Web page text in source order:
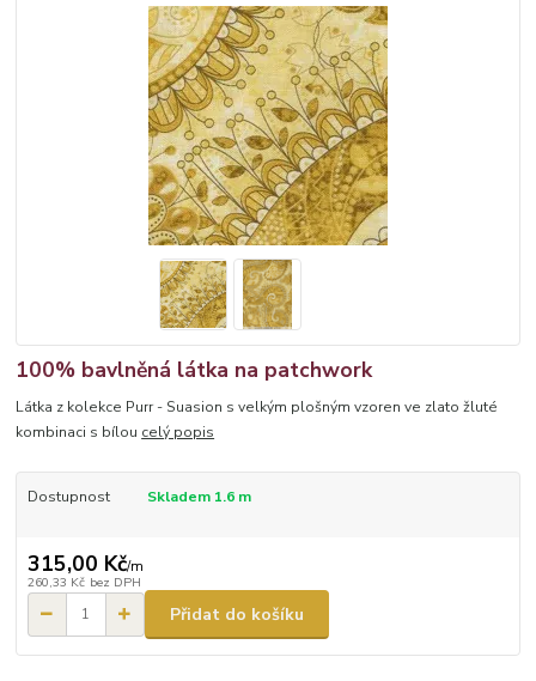
100% bavlněná látka na patchwork
Látka z kolekce Purr - Suasion s velkým plošným vzoren ve zlato žluté
kombinaci s bílou celý popis
Dostupnost Skladem 1.6 m
315,00 Kč/m
260,33 Kč bez DPH
Přidat do košíku